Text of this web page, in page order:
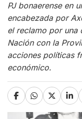
PJ bonaerense en
encabezada por
el reclamo por una
Nación con la
acciones políticas
económico.